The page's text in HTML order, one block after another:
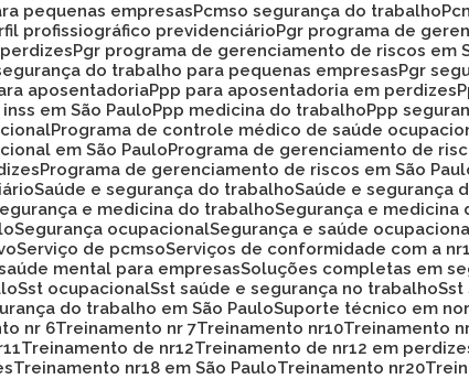
pequenas empresas Pcmso segurança do trabalho
profissiográfico previdenciário
Pgr programa de
Pgr programa de gerenciamento de riscos em
segurança do trabalho para pequenas empresas
Pgr
aposentadoria Ppp para aposentadoria em perdizes
inss em São Paulo Ppp medicina do trabalho
Ppp
Programa de controle médico de saúde
em São Paulo
Programa de gerenciamento de
Programa de gerenciamento de riscos em São
Saúde e segurança do trabalho Saúde e
Segurança e medicina do trabalho Segurança e
Segurança ocupacional Segurança e saúde
Serviço de pcmso Serviços de conformidade com a
saúde mental para empresas Soluções completas em
Sst ocupacional Sst saúde e segurança no trabalho
do trabalho em São Paulo Suporte técnico em
nr 6 Treinamento nr 7 Treinamento nr10
Treinamento
Treinamento de nr12 Treinamento de nr12 em
Treinamento nr18 em São Paulo Treinamento nr20